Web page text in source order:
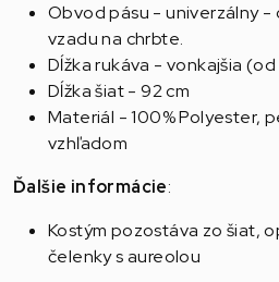
Obvod pásu - univerzálny -
vzadu na chrbte.
Dĺžka rukáva - vonkajšia
Dĺžka šiat - 92 cm
Materiál - 100% Polyester,
vzhľadom
Ďalšie informácie:
Kostým pozostáva zo šiat,
čelenky s aureolou